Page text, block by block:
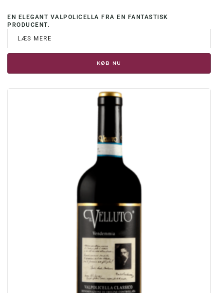
EN ELEGANT VALPOLICELLA FRA EN FANTASTISK
PRODUCENT.
LÆS MERE
KØB NU